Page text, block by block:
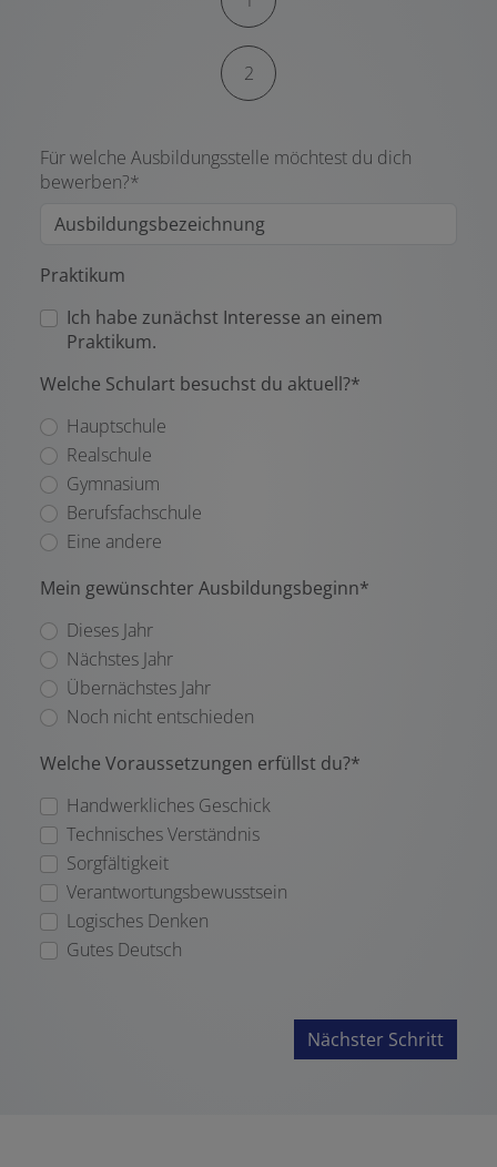
2
Für welche Ausbildungsstelle möchtest du dich
bewerben?*
Praktikum
Ich habe zunächst Interesse an einem
Praktikum.
Welche Schulart besuchst du aktuell?*
Hauptschule
Realschule
Gymnasium
Berufsfachschule
Eine andere
Mein gewünschter Ausbildungsbeginn*
Dieses Jahr
Nächstes Jahr
Übernächstes Jahr
Noch nicht entschieden
Welche Voraussetzungen erfüllst du?*
Handwerkliches Geschick
Technisches Verständnis
Sorgfältigkeit
Verantwortungsbewusstsein
Logisches Denken
Gutes Deutsch
Nächster Schritt